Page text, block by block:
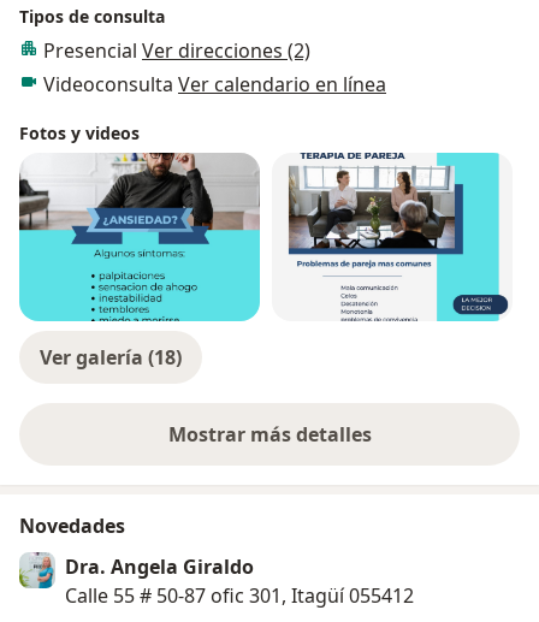
Tipos de consulta
Presencial Ver direcciones (2)
Videoconsulta Ver calendario en línea
Fotos y videos
Ver galería (18)
Mostrar más detalles
sobre la experiencia
Novedades
Dra. Angela Giraldo
Calle 55 # 50-87 ofic 301, Itagüí 055412